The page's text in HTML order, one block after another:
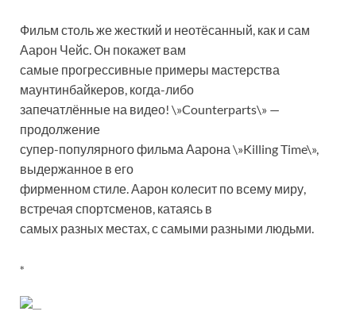
Фильм столь же жесткий и неотёсанный, как и сам
Аарон Чейс. Он покажет вам
самые прогрессивные примеры мастерства
маунтинбайкеров, когда-либо
запечатлённые на видео! \»Counterparts\» —
продолжение
супер-популярного фильма Аарона \»Killing Time\»,
выдержанное в его
фирменном стиле. Аарон колесит по всему миру,
встречая спортсменов, катаясь в
самых разных местах, с самыми разными людьми.
*
—